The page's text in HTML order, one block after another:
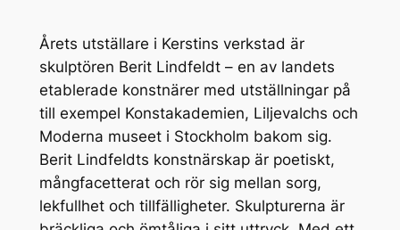
Årets utställare i Kerstins verkstad är
skulptören Berit Lindfeldt – en av landets
etablerade konstnärer med utställningar på
till exempel Konstakademien, Liljevalchs och
Moderna museet i Stockholm bakom sig.
Berit Lindfeldts konstnärskap är poetiskt,
mångfacetterat och rör sig mellan sorg,
lekfullhet och tillfälligheter. Skulpturerna är